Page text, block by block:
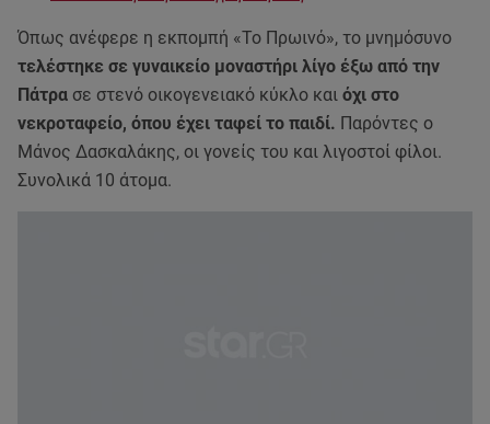
Όπως ανέφερε η εκπομπή «Το Πρωινό», το μνημόσυνο
τελέστηκε σε γυναικείο μοναστήρι λίγο έξω από την
Πάτρα σε στενό οικογενειακό κύκλο και όχι στο
νεκροταφείο, όπου έχει ταφεί το παιδί. Παρόντες ο
Μάνος Δασκαλάκης, οι γονείς του και λιγοστοί φίλοι.
Συνολικά 10 άτομα.